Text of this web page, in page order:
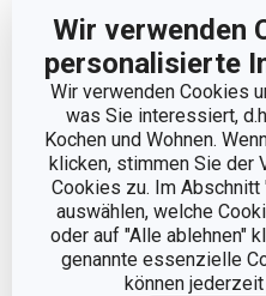
Wir verwenden
personalisierte
Wir verwenden Cookies
was Sie interessiert,
Kochen und Wohnen.
klicken, stimmen Sie der
Cookies zu. Im Abschnitt
auswählen, welche
oder auf "Alle ablehnen"
genannte essenzielle
können
info@tescoma.de